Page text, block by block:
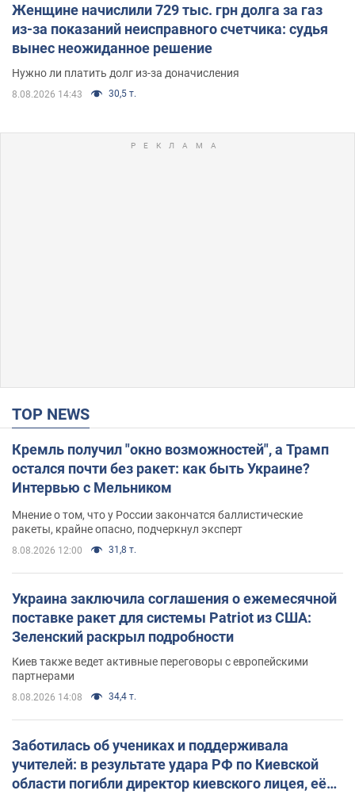
Женщине начислили 729 тыс. грн долга за газ
из-за показаний неисправного счетчика: судья
вынес неожиданное решение
Нужно ли платить долг из-за доначисления
8.08.2026 14:43 30,5 т.
TOP NEWS
Кремль получил "окно возможностей", а Трамп
остался почти без ракет: как быть Украине?
Интервью с Мельником
Мнение о том, что у России закончатся баллистические
ракеты, крайне опасно, подчеркнул эксперт
8.08.2026 12:00 31,8 т.
Украина заключила соглашения о ежемесячной
поставке ракет для системы Patriot из США:
Зеленский раскрыл подробности
Киев также ведет активные переговоры с европейскими
партнерами
8.08.2026 14:08 34,4 т.
Заботилась об учениках и поддерживала
учителей: в результате удара РФ по Киевской
области погибли директор киевского лицея, её